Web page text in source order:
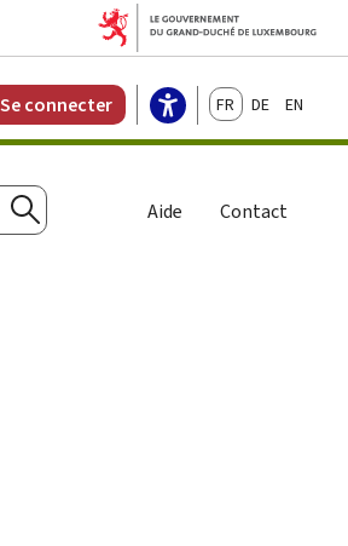
Se connecter FrançaisDeutschEnglish
Rechercher
Aide Contact